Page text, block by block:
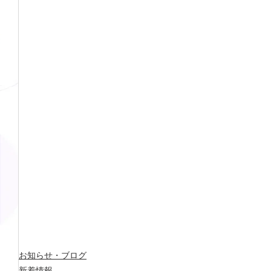
お知らせ・ブログ